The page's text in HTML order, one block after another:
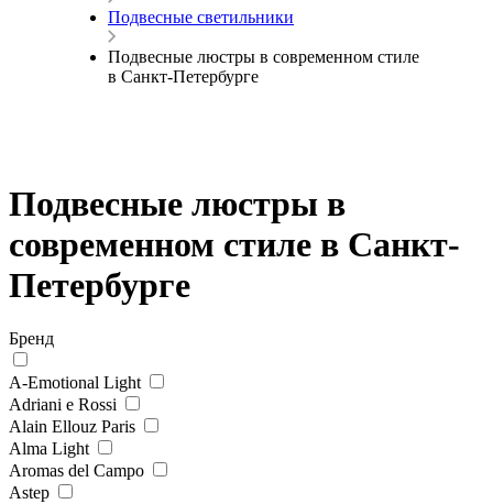
Подвесные светильники
Подвесные люстры в современном стиле
в Санкт-Петербурге
Подвесные люстры в
современном стиле в Санкт-
Петербурге
Бренд
A-Emotional Light
Adriani e Rossi
Alain Ellouz Paris
Alma Light
Aromas del Campo
Astep